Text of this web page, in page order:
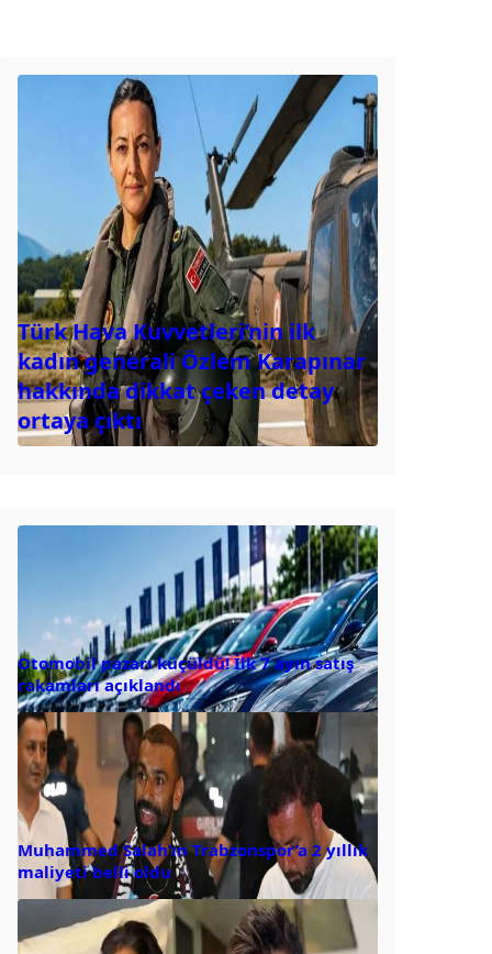
Türk Hava Kuvvetleri’nin ilk
kadın generali Özlem Karapınar
hakkında dikkat çeken detay
ortaya çıktı
Otomobil pazarı küçüldü! İlk 7 ayın satış
rakamları açıklandı
Muhammed Salah’ın Trabzonspor’a 2 yıllık
maliyeti belli oldu